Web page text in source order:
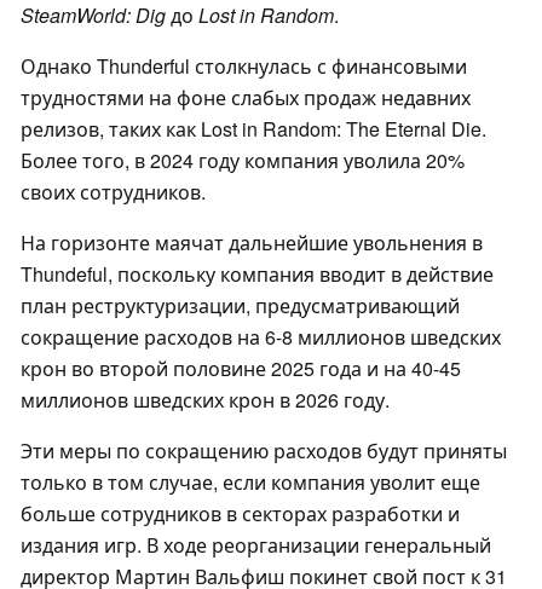
SteamWorld: Digдо Lost in Random.
Однако Thunderful столкнулась с финансовыми
трудностями на фоне слабых продаж недавних
релизов, таких как Lost in Random: The Eternal Die.
Более того, в 2024 году компания уволила 20%
своих сотрудников.
На горизонте маячат дальнейшие увольнения в
Thundeful, поскольку компания вводит в действие
план реструктуризации, предусматривающий
сокращение расходов на 6-8 миллионов шведских
крон во второй половине 2025 года и на 40-45
миллионов шведских крон в 2026 году.
Эти меры по сокращению расходов будут приняты
только в том случае, если компания уволит еще
больше сотрудников в секторах разработки и
издания игр. В ходе реорганизации генеральный
директор Мартин Вальфиш покинет свой пост к 31